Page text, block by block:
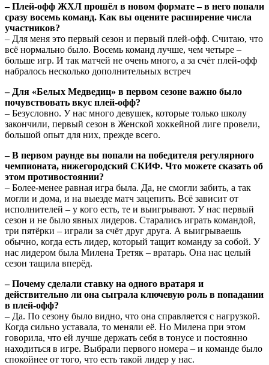
– Плей-офф ЖХЛ прошёл в новом формате – в него попали
сразу восемь команд. Как вы оцените расширение числа
участников?
– Для меня это первый сезон и первый плей-офф. Считаю, что
всё нормально было. Восемь команд лучше, чем четыре –
больше игр. И так матчей не очень много, а за счёт плей-офф
набралось несколько дополнительных встреч
– Для «Белых Медведиц» в первом сезоне важно было
почувствовать вкус плей-офф?
– Безусловно. У нас много девушек, которые только школу
закончили, первый сезон в Женской хоккейной лиге провели,
большой опыт для них, прежде всего.
– В первом раунде вы попали на победителя регулярного
чемпионата, нижегородский СКИФ. Что можете сказать об
этом противостоянии?
– Более-менее равная игра была. Да, не смогли забить, а так
могли и дома, и на выезде матч зацепить. Всё зависит от
исполнителей – у кого есть, те и выигрывают. У нас первый
сезон и не было явных лидеров. Старались играть командой,
три пятёрки – играли за счёт друг друга. А выигрываешь
обычно, когда есть лидер, который тащит команду за собой. У
нас лидером была Милена Третяк – вратарь. Она нас целый
сезон тащила вперёд.
– Почему сделали ставку на одного вратаря и
действительно ли она сыграла ключевую роль в попадании
в плей-офф?
– Да. По сезону было видно, что она справляется с нагрузкой.
Когда сильно уставала, то меняли её. Но Милена при этом
говорила, что ей лучше держать себя в тонусе и постоянно
находиться в игре. Выбрали первого номера – и команде было
спокойнее от того, что есть такой лидер у нас.